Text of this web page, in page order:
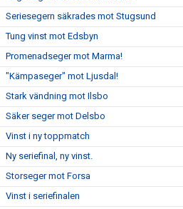
Seriesegern säkrades mot Stugsund
Tung vinst mot Edsbyn
Promenadseger mot Marma!
"Kämpaseger" mot Ljusdal!
Stark vändning mot Ilsbo
Säker seger mot Delsbo
Vinst i ny toppmatch
Ny seriefinal, ny vinst.
Storseger mot Forsa
Vinst i seriefinalen